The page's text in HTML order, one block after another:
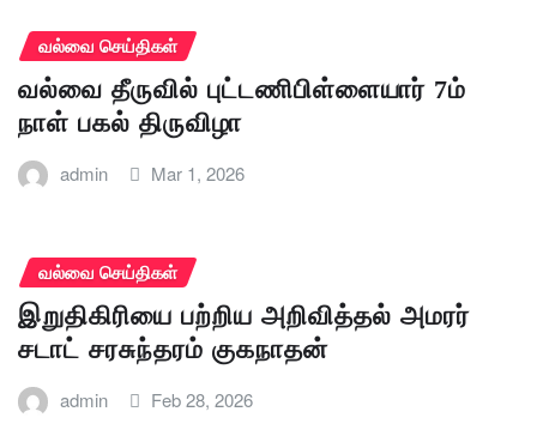
வல்வை செய்திகள்
வல்வை தீருவில் புட்டணிபிள்ளையார் 7ம்
நாள் பகல் திருவிழா
admin Mar 1, 2026
வல்வை செய்திகள்
இறுதிகிரியை பற்றிய அறிவித்தல் அமரர்
சடாட் சரசுந்தரம் குகநாதன்
admin Feb 28, 2026